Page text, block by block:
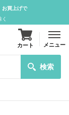
買上げで
検索
カート メニュー